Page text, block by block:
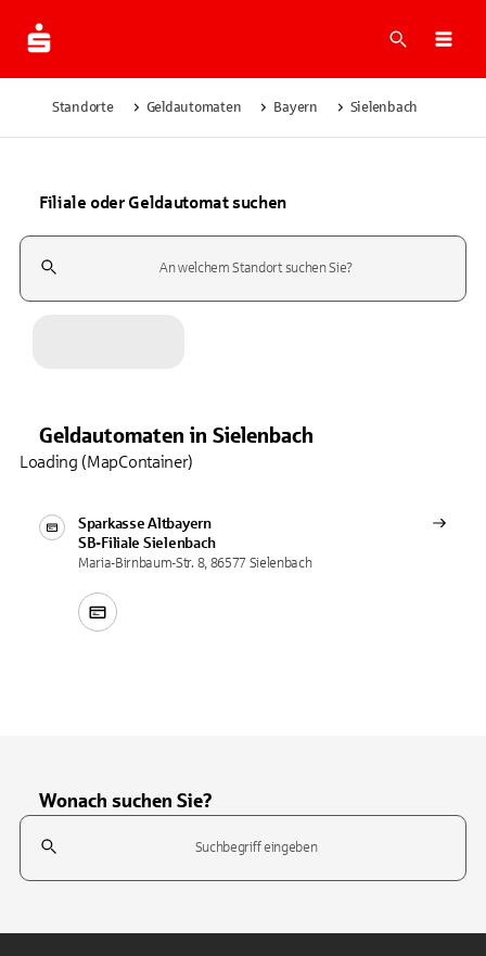
Suche
Standorte Geldautomaten Bayern Sielenbach
Filiale oder Geldautomat suchen
Suchfeld
Geldautomaten in Sielenbach
Sparkasse Altbayern
SB-Filiale Sielenbach
Maria-Birnbaum-Str. 8, 86577 Sielenbach
Loading (MapContainer)
Wonach suchen Sie?
Suchfeld